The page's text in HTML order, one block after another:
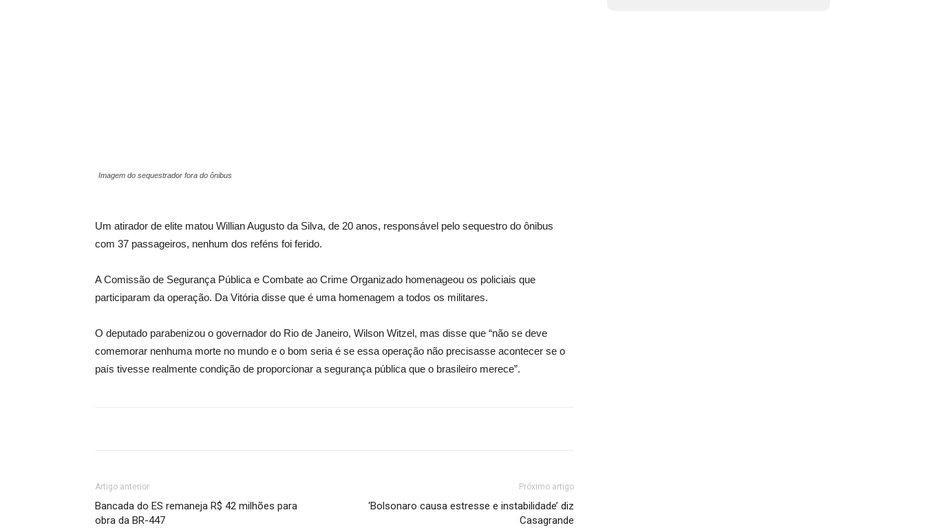
Imagem do sequestrador fora do ônibus
Um atirador de elite matou Willian Augusto da Silva, de 20 anos, responsável pelo sequestro do ônibus
com 37 passageiros, nenhum dos reféns foi ferido.
A Comissão de Segurança Pública e Combate ao Crime Organizado homenageou os policiais que
participaram da operação. Da Vitória disse que é uma homenagem a todos os militares.
O deputado parabenizou o governador do Rio de Janeiro, Wilson Witzel, mas disse que “não se deve
comemorar nenhuma morte no mundo e o bom seria é se essa operação não precisasse acontecer se o
país tivesse realmente condição de proporcionar a segurança pública que o brasileiro merece”.
Artigo anterior
Bancada do ES remaneja R$ 42 milhões para
obra da BR-447
Próximo artigo
‘Bolsonaro causa estresse e instabilidade’ diz
Casagrande